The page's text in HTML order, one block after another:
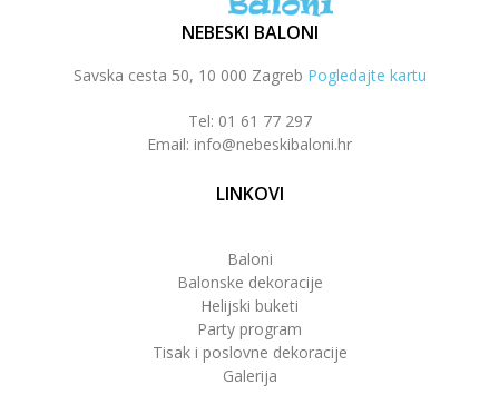
NEBESKI BALONI
Savska cesta 50, 10 000 Zagreb Pogledajte kartu
Tel: 01 61 77 297
Email: info@nebeskibaloni.hr
LINKOVI
Baloni
Balonske dekoracije
Helijski buketi
Party program
Tisak i poslovne dekoracije
Galerija